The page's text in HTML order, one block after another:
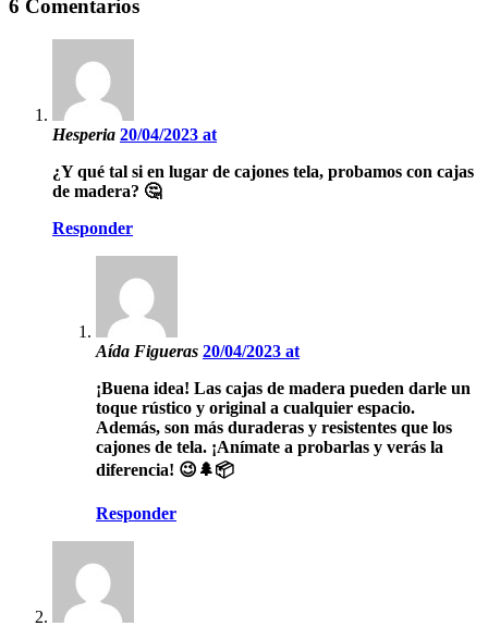
6 Comentarios
Hesperia 20/04/2023 at
¿Y qué tal si en lugar de cajones tela, probamos con cajas
de madera? 🤔
Responder
Aída Figueras 20/04/2023 at
¡Buena idea! Las cajas de madera pueden darle un
toque rústico y original a cualquier espacio.
Además, son más duraderas y resistentes que los
cajones de tela. ¡Anímate a probarlas y verás la
diferencia! 😉🌲📦
Responder